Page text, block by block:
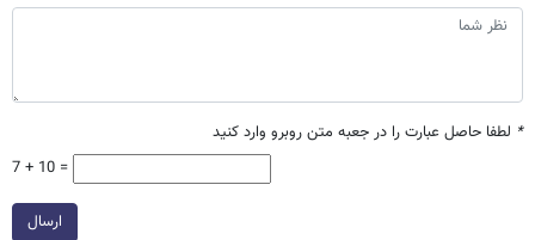
* لطفا حاصل عبارت را در جعبه متن روبرو وارد کنید
7 + 10 =
ارسال